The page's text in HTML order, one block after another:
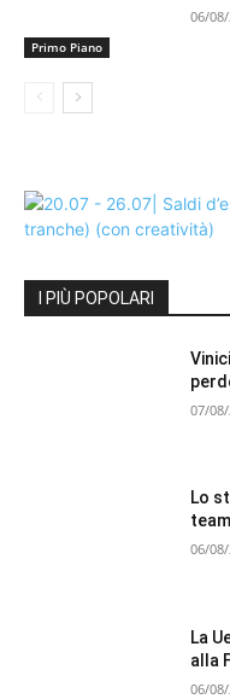
Primo Piano
06/
I PIÙ POPOLARI
07/
Lo
06/
La
alla
06/